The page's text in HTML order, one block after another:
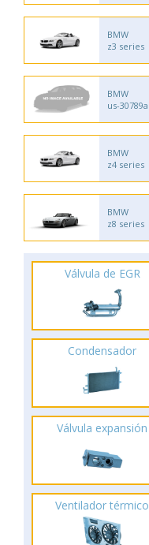
BMW
z3 series
BMW
us-30789a
BMW
z4 series
BMW
z8 series
Válvula de EGR
Condensador
Válvula expansión
Ventilador térmico